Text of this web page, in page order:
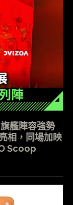
艦陣容強勢
相，同場加映
Scoop